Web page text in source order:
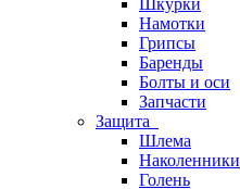
Шкурки
Намотки
Грипсы
Баренды
Болты и оси
Запчасти
Защита
Шлема
Наколенники
Голень